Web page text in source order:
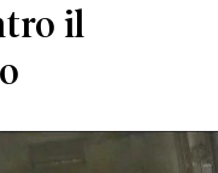
il